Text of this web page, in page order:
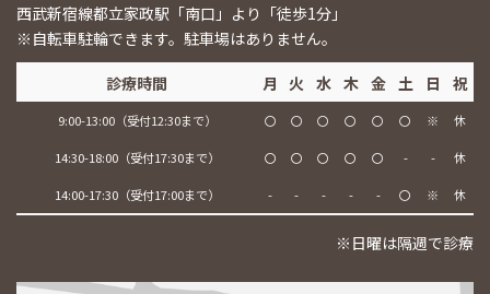
西武新宿線都立家政駅「南口」より「徒歩1分」
※自転車駐輪できます。駐車場はありません。
診療時間 月 火 水 木 金 土 日 祝
9:00-13:00（受付12:30まで） 〇 〇 〇 〇 〇 〇 ※ 休
14:30-18:00（受付17:30まで） 〇 〇 〇 〇 〇 - - 休
14:00-17:30（受付17:00まで） - - - - - 〇 ※ 休
※日曜は隔週で診療